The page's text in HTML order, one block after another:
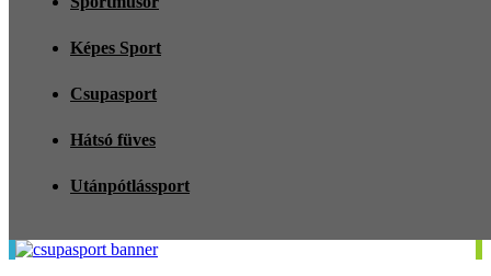
Képes Sport
Csupasport
Hátsó füves
Utánpótlássport